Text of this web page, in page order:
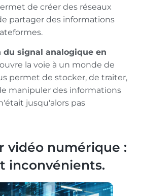
de créer des réseaux
partager des informations
du signal analogique en
ouvre la voie à un monde de
permet de stocker, de traiter,
manipuler des informations
jusqu'alors pas
vidéo numérique :
inconvénients.